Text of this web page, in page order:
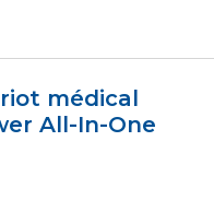
médical
All-In-One